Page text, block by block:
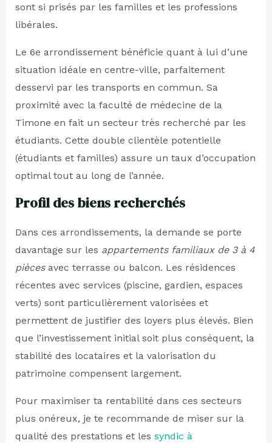
sont si prisés par les familles et les professions
libérales.
Le 6e arrondissement bénéficie quant à lui d’une
situation idéale en centre-ville, parfaitement
desservi par les transports en commun. Sa
proximité avec la faculté de médecine de la
Timone en fait un secteur très recherché par les
étudiants. Cette double clientèle potentielle
(étudiants et familles) assure un taux d’occupation
optimal tout au long de l’année.
Profil des biens recherchés
Dans ces arrondissements, la demande se porte
davantage sur les appartements familiaux de 3 à 4
piècesavec terrasse ou balcon. Les résidences
récentes avec services (piscine, gardien, espaces
verts) sont particulièrement valorisées et
permettent de justifier des loyers plus élevés. Bien
que l’investissement initial soit plus conséquent, la
stabilité des locataires et la valorisation du
patrimoine compensent largement.
Pour maximiser ta rentabilité dans ces secteurs
plus onéreux, je te recommande de miser sur la
qualité des prestations et les syndic à